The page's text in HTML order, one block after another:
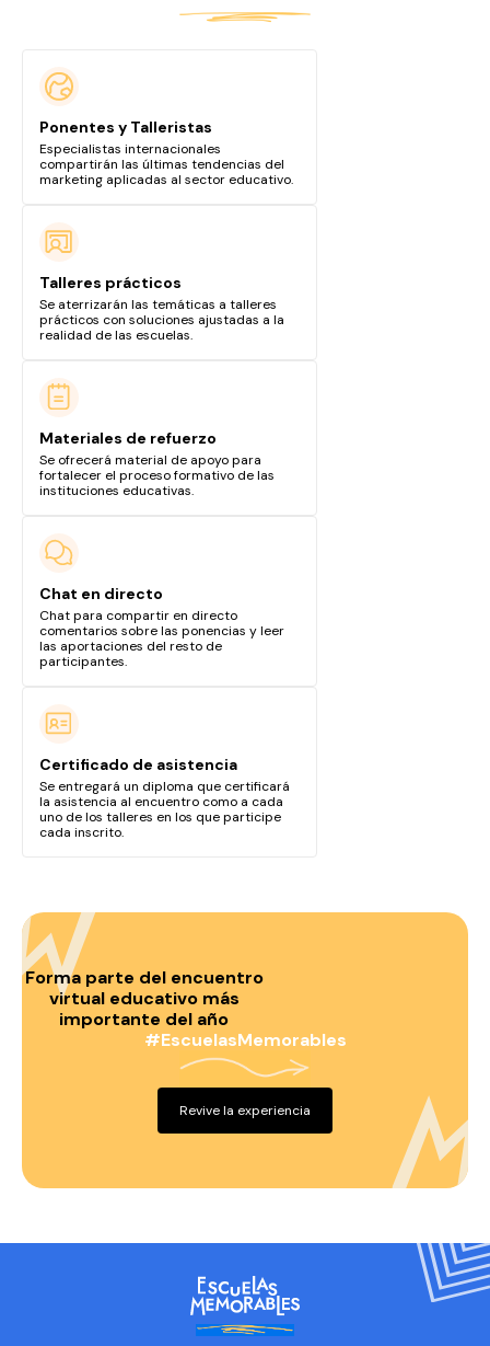
Ponentes y Talleristas
Especialistas internacionales
compartirán las últimas tendencias del
marketing aplicadas al sector educativo.
Talleres prácticos
Se aterrizarán las temáticas a talleres
prácticos con soluciones ajustadas a la
realidad de las escuelas.
Materiales de refuerzo
Se ofrecerá material de apoyo para
fortalecer el proceso formativo de las
instituciones educativas.
Chat en directo
Chat para compartir en directo
comentarios sobre las ponencias y leer
las aportaciones del resto de
participantes.
Certificado de asistencia
Se entregará un diploma que certificará
la asistencia al encuentro como a cada
uno de los talleres en los que participe
cada inscrito.
Forma parte del encuentro
virtual educativo más
importante del año
#EscuelasMemorables
Revive la experiencia